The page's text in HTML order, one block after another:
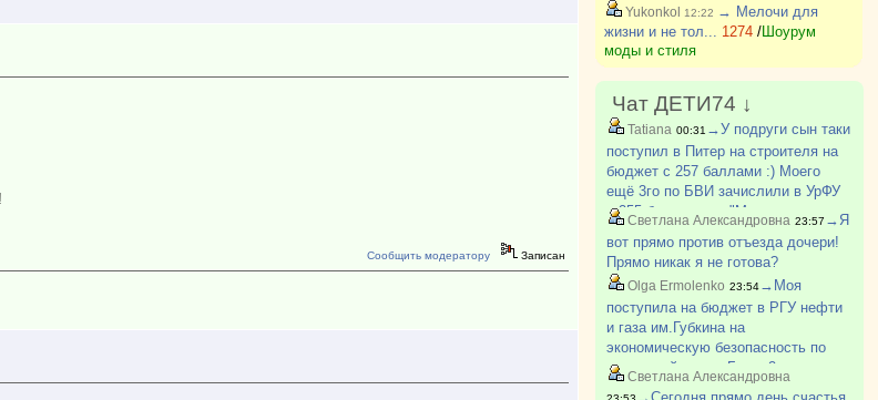
Сообщить модератору Записан
Yukonkol 12:22 → Мелочи для
жизни и не тол... 1274/Шоурум
моды и стиля
Чат ДЕТИ74 ↓
Tatiana 00:31 →У подруги сын таки
поступил в Питер на строителя на
бюджет с 257 баллами :) Моего
ещё 3го по БВИ зачислили в УрФУ
с 255 баллами на "Механика и
моделирование". Мы очень рады за
всех детей, кто поступил :)
Светлана Александровна 23:57 →Я
вот прямо против отъезда дочери!
Прямо никак я не готова?
Olga Ermolenko 23:54→Моя
поступила на бюджет в РГУ нефти
и газа им.Губкина на
экономическую безопасность по
отдельной квоте. Было 2
бюджетных места. Ее второе.
Светлана Александровна